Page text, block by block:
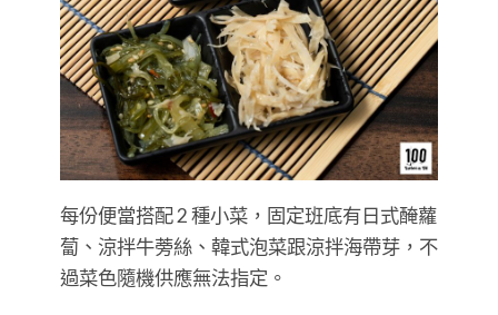
每份便當搭配 2 種小菜，固定班底有日式醃蘿
蔔、涼拌牛蒡絲、韓式泡菜跟涼拌海帶芽，不
過菜色隨機供應無法指定。